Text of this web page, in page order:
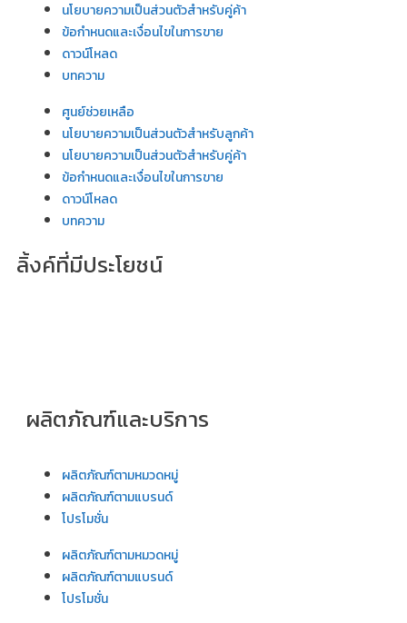
นโยบายความเป็นส่วนตัวสำหรับคู่ค้า
ข้อกำหนดและเงื่อนไขในการขาย
ดาวน์โหลด
บทความ
ศูนย์ช่วยเหลือ
นโยบายความเป็นส่วนตัวสำหรับลูกค้า
นโยบายความเป็นส่วนตัวสำหรับคู่ค้า
ข้อกำหนดและเงื่อนไขในการขาย
ดาวน์โหลด
บทความ
ลิ้งค์ที่มีประโยชน์
ผลิตภัณฑ์และบริการ
ผลิตภัณฑ์ตามหมวดหมู่
ผลิตภัณฑ์ตามแบรนด์
โปรโมชั่น
ผลิตภัณฑ์ตามหมวดหมู่
ผลิตภัณฑ์ตามแบรนด์
โปรโมชั่น